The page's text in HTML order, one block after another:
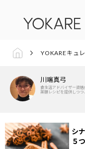
YOKAREキュ
川端真弓
食生活アドバイザー資
薬膳レシピを提供しつ
シ
５